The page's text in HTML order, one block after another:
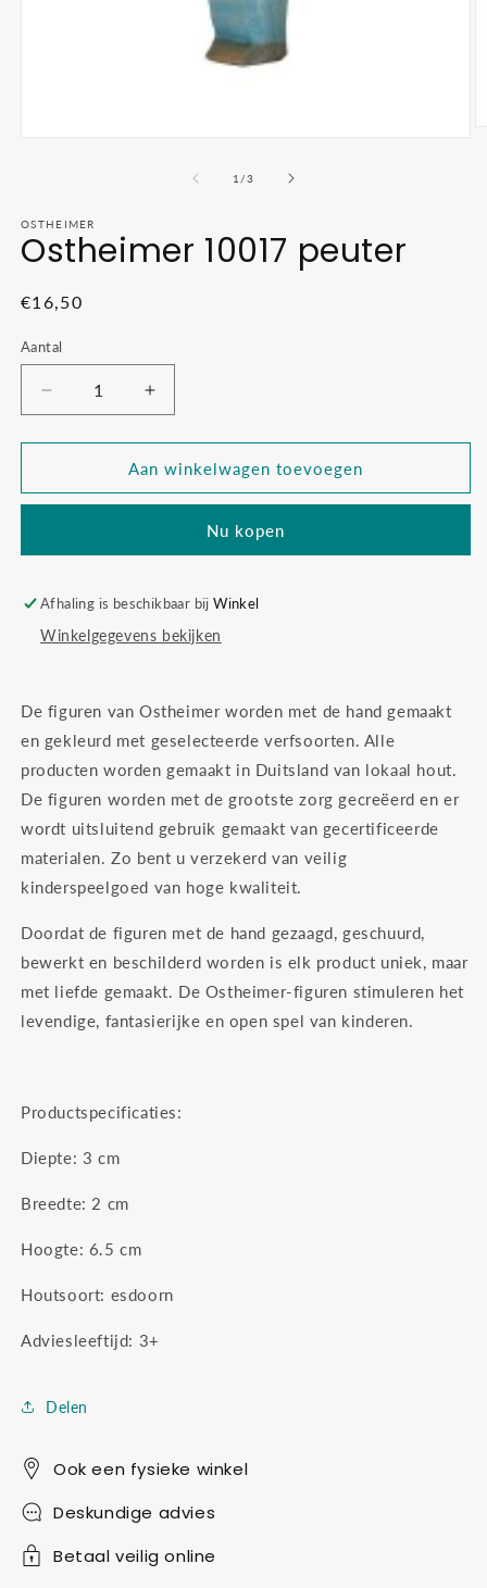
1 /van
3
OSTHEIMER
Ostheimer 10017 peuter
Normale
€16,50
Aantal
Aantal
verlagen
voor
Ostheimer
10017
Aantal
verhogen
voor
Ostheimer
10017
Aan winkelwagen toevoegen
Nu kopen
Afhaling is beschikbaar bijWinkel
Winkelgegevens bekijken
De figuren van Ostheimer worden met de hand gemaakt
en gekleurd met geselecteerde verfsoorten. Alle
producten worden gemaakt in Duitsland van lokaal hout.
De figuren worden met de grootste zorg gecreëerd en er
wordt uitsluitend gebruik gemaakt van gecertificeerde
materialen. Zo bent u verzekerd van veilig
kinderspeelgoed van hoge kwaliteit.
Doordat de figuren met de hand gezaagd, geschuurd,
bewerkt en beschilderd worden is elk product uniek, maar
met liefde gemaakt. De Ostheimer-figuren stimuleren het
levendige, fantasierijke en open spel van kinderen.
Productspecificaties:
Diepte: 3 cm
Breedte: 2 cm
Hoogte: 6.5 cm
Houtsoort: esdoorn
Adviesleeftijd: 3+
Delen
Ook een fysieke winkel
Deskundige advies
Betaal veilig online